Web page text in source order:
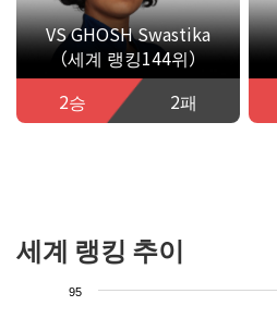
VS GHOSH Swastika
（세계 랭킹144위）
2승
2패
세계 랭킹 추이
95